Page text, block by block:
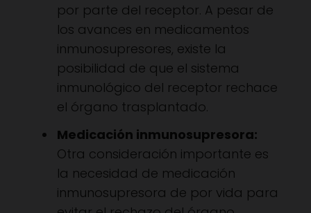
por parte del receptor. A pesar de
los avances en medicamentos
inmunosupresores, existe la
posibilidad de que el sistema
inmunológico del receptor rechace
el órgano trasplantado.
Medicación inmunosupresora:
Otra consideración importante es
la necesidad de medicación
inmunosupresora de por vida para